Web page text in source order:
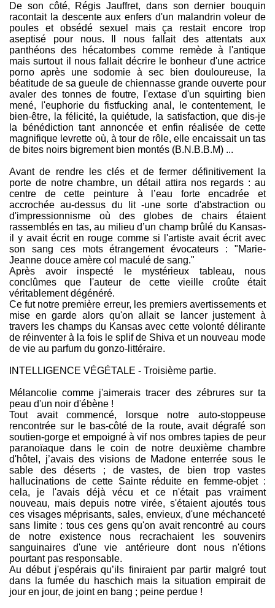
De son côté, Régis Jauffret, dans son dernier bouquin
racontait la descente aux enfers d'un malandrin voleur de
poules et obsédé sexuel mais ça restait encore trop
aseptisé pour nous. Il nous fallait des attentats aux
panthéons des hécatombes comme remède à l'antique
mais surtout il nous fallait décrire le bonheur d'une actrice
porno après une sodomie à sec bien douloureuse, la
béatitude de sa gueule de chiennasse grande ouverte pour
avaler des tonnes de foutre, l'extase d'un squirting bien
mené, l'euphorie du fistfucking anal, le contentement, le
bien-être, la félicité, la quiétude, la satisfaction, que dis-je
la bénédiction tant annoncée et enfin réalisée de cette
magnifique levrette où, à tour de rôle, elle encaissait un tas
de bites noirs bigrement bien montés (B.N.B.B.M) ...
Avant de rendre les clés et de fermer définitivement la
porte de notre chambre, un détail attira nos regards : au
centre de cette peinture à l’eau forte encadrée et
accrochée au-dessus du lit -une sorte d'abstraction ou
d'impressionnisme où des globes de chairs étaient
rassemblés en tas, au milieu d’un champ brûlé du Kansas-
il y avait écrit en rouge comme si l'artiste avait écrit avec
son sang ces mots étrangement évocateurs : "Marie-
Jeanne douce amère col maculé de sang."
Après avoir inspecté le mystérieux tableau, nous
conclûmes que l'auteur de cette vieille croûte était
véritablement dégénéré.
Ce fut notre première erreur, les premiers avertissements et
mise en garde alors qu'on allait se lancer justement à
travers les champs du Kansas avec cette volonté délirante
de réinventer à la fois le splif de Shiva et un nouveau mode
de vie au parfum du gonzo-littéraire.
INTELLIGENCE VÉGÉTALE - Troisième partie.
Mélancolie comme j'aimerais tracer des zébrures sur ta
peau d'un noir d'ébène !
Tout avait commencé, lorsque notre auto-stoppeuse
rencontrée sur le bas-côté de la route, avait dégrafé son
soutien-gorge et empoigné à vif nos ombres tapies de peur
paranoïaque dans le coin de notre deuxième chambre
d'hôtel, j’avais des visions de Madone enterrée sous le
sable des déserts ; de vastes, de bien trop vastes
hallucinations de cette Sainte réduite en femme-objet :
cela, je l'avais déjà vécu et ce n'était pas vraiment
nouveau, mais depuis notre virée, s'étaient ajoutés tous
ces visages méprisants, sales, envieux, d'une méchanceté
sans limite : tous ces gens qu'on avait rencontré au cours
de notre existence nous recrachaient les souvenirs
sanguinaires d'une vie antérieure dont nous n'étions
pourtant pas responsable.
Au début j'espérais qu’ils finiraient par partir malgré tout
dans la fumée du haschich mais la situation empirait de
jour en jour, de joint en bang ; peine perdue !